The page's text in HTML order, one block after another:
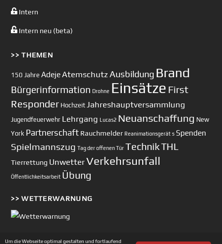
Intern
Intern neu (beta)
>> THEMEN
150 Jahre AdejeAtemschutz Ausbildung Brand
Bürgerinformation Drohne Einsätze First
Responder Hochzeit Jahreshauptversammlung
Jugendfeuerwehr Lehrgang Lucas2 Neuanschaffung New
York Partnerschaft Rauchmelder Reanimationsgerät s Spenden
Spielmannszug Tag der offenen Tür TechnikTHL
Tierrettung UnwetterVerkehrsunfall
Öffentlichkeitsarbeit Übung
>> WETTERWARNUNG
Um die Webseite optimal gestalten und fortlaufend